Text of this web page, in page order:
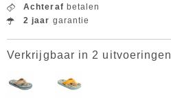
Achteraf betalen
2 jaar garantie
Verkrijgbaar in 2 uitvoeringen